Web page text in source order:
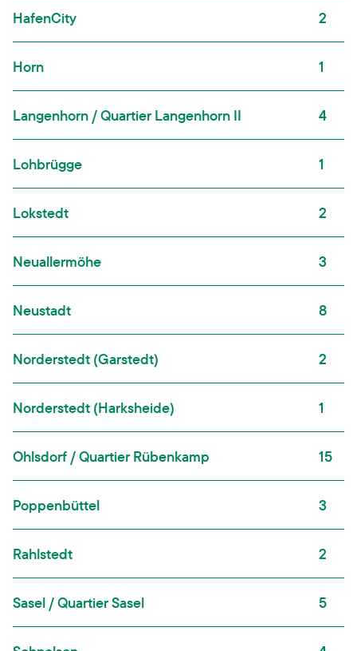
HafenCity 2
Horn 1
Langenhorn / Quartier Langenhorn II 4
Lohbrügge 1
Lokstedt 2
Neuallermöhe 3
Neustadt 8
Norderstedt (Garstedt) 2
Norderstedt (Harksheide) 1
Ohlsdorf / Quartier Rübenkamp 15
Poppenbüttel 3
Rahlstedt 2
Sasel / Quartier Sasel 5